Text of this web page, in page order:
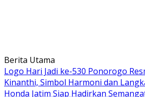
Langsung
ke
konten
Berita Utama
Logo Hari Jadi ke-530 Ponorogo
Kinanthi, Simbol Harmoni dan
Honda Jatim Siap Hadirkan